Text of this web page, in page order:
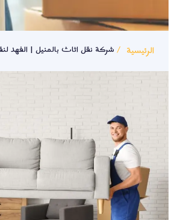
الرئيسية شركة نقل اثاث بالمنيل | الفهد